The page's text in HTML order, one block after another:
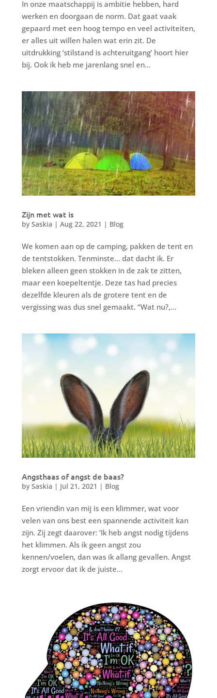
In onze maatschappij is ambitie hebben, hard
werken en doorgaan de norm. Dat gaat vaak
gepaard met een hoog tempo en veel activiteiten,
er alles uit willen halen wat erin zit. De
uitdrukking ‘stilstand is achteruitgang’ hoort hier
bij. Ook ik heb me jarenlang snel en...
Zijn met wat is
by Saskia | Aug 22, 2021 | Blog
We komen aan op de camping, pakken de tent en
de tentstokken. Tenminste… dat dacht ik. Er
bleken alleen geen stokken in de zak te zitten,
maar een koepeltentje. Deze tas had precies
dezelfde kleuren als de grotere tent en de
vergissing was dus snel gemaakt. “Wat nu?,...
Angsthaas of angst de baas?
by Saskia | Jul 21, 2021 | Blog
Een vriendin van mij is een klimmer, wat voor
velen van ons best een spannende activiteit kan
zijn. Zij zegt daarover: ‘Ik heb angst nodig tijdens
het klimmen. Als ik geen angst zou
kennen/voelen, dan was ik allang gevallen. Angst
zorgt ervoor dat ik de juiste...